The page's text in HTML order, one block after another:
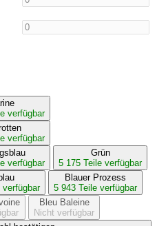
verfügbar
verfügbar
verfügbar
Grün
5 175 Teile verfügbar
verfügbar
Blauer Prozess
5 943 Teile verfügbar
Bleu Baleine
Nicht verfügbar